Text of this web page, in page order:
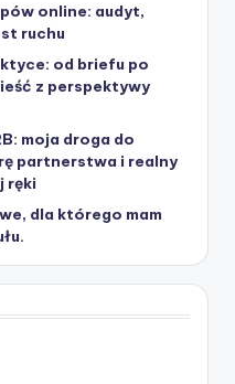
online: audyt,
ruchu
od briefu po
z perspektywy
moja droga do
partnerstwa i realny
ręki
dla którego mam